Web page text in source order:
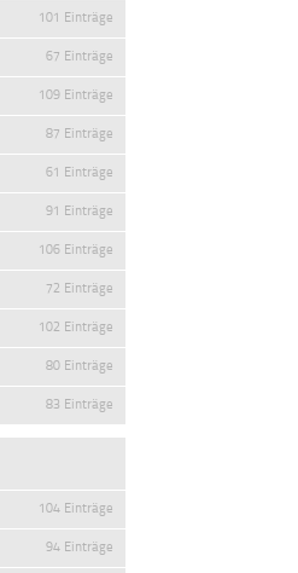
101 Einträge
67 Einträge
109 Einträge
87 Einträge
61 Einträge
91 Einträge
106 Einträge
72 Einträge
102 Einträge
80 Einträge
83 Einträge
104 Einträge
94 Einträge